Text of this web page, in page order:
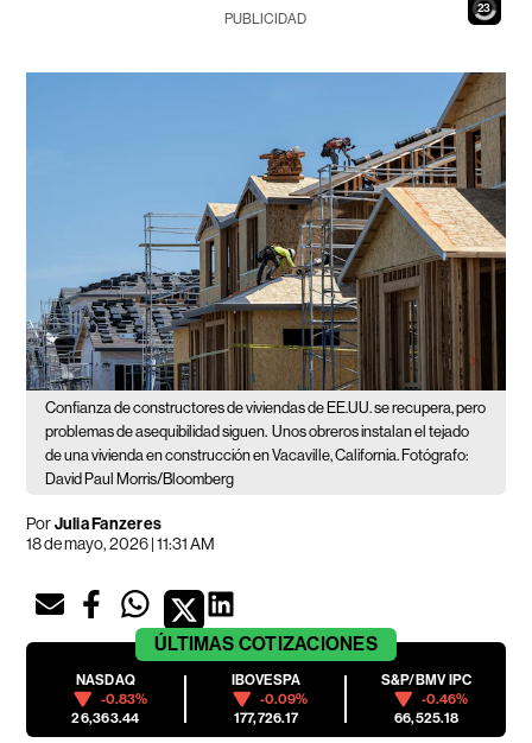
21
PUBLICIDAD
Confianza de constructores de viviendas de EE.UU. se recupera, pero
problemas de asequibilidad siguen. Unos obreros instalan el tejado
de una vivienda en construcción en Vacaville, California. Fotógrafo:
David Paul Morris/Bloomberg
PorJulia Fanzeres
18 de mayo, 2026 | 11:31 AM
ÚLTIMAS COTIZACIONES
NASDAQ
-0.83%
26,363.44
IBOVESPA
-0.09%
177,726.17
S&P/BMV IPC
-0.46%
66,525.18